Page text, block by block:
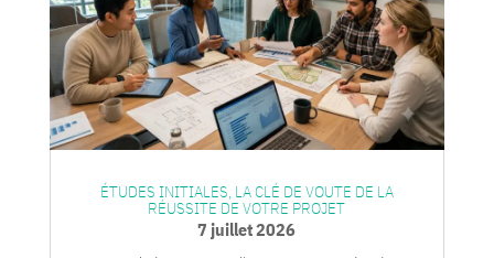
ÉTUDES INITIALES, LA CLÉ DE VOUTE DE LA
RÉUSSITE DE VOTRE PROJET
7 juillet 2026